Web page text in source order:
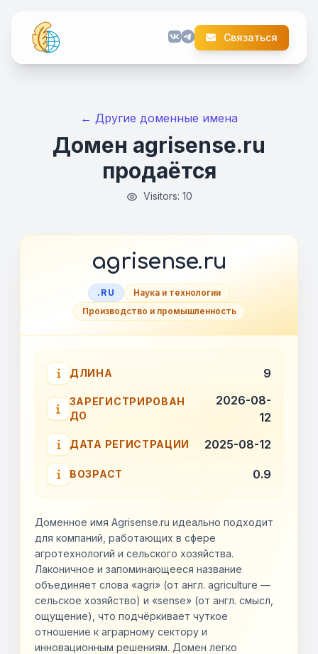
Связаться
← Другие доменные имена
Домен agrisense.ru
продаётся
Visitors: 10
agrisense.ru
.RU
Наука и технологии
Производство и промышленность
ДЛИНА 9
ЗАРЕГИСТРИРОВАН
ДО
2026-08-
12
ДАТА РЕГИСТРАЦИИ 2025-08-12
ВОЗРАСТ 0.9
Доменное имя Agrisense.ru идеально подходит
для компаний, работающих в сфере
агротехнологий и сельского хозяйства.
Лаконичное и запоминающееся название
объединяет слова «agri» (от англ. agriculture —
сельское хозяйство) и «sense» (от англ. смысл,
ощущение), что подчёркивает чуткое
отношение к аграрному сектору и
инновационным решениям. Домен легко